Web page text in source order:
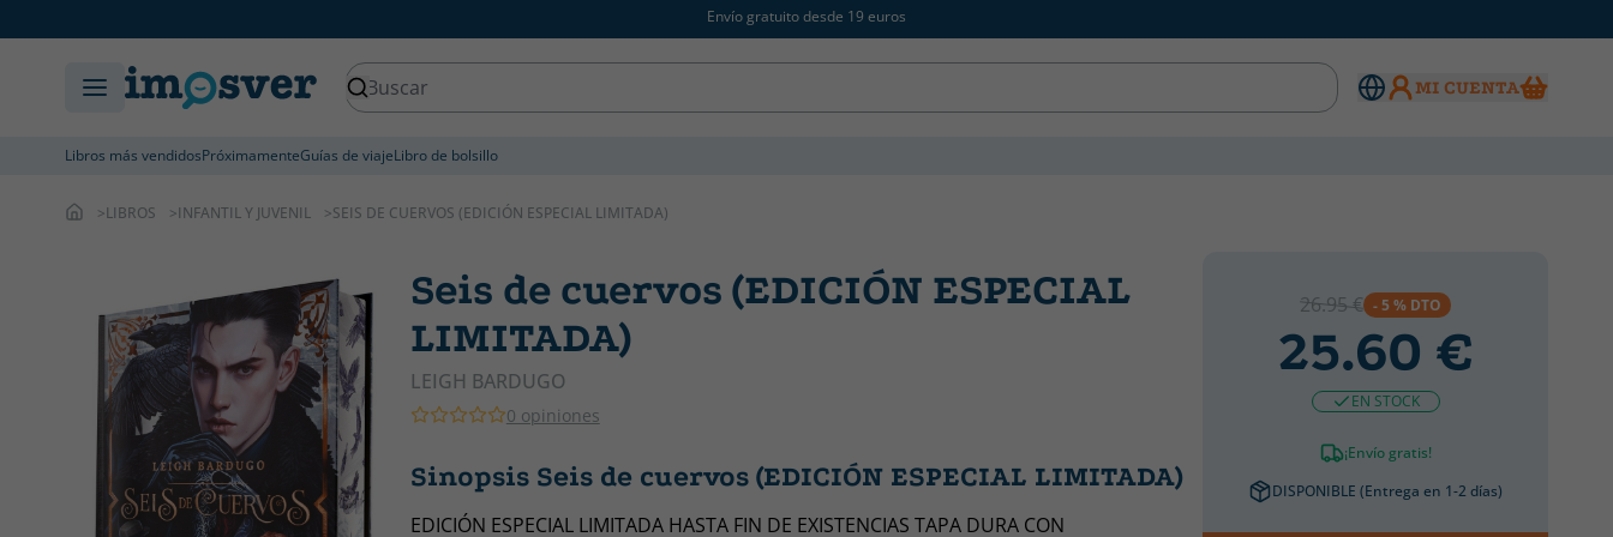
Envío gratuito desde 19 euros
MI CUENTA
Libros más vendidosPróximamenteGuías de viajeLibro de bolsillo
LIBROS INFANTIL Y JUVENIL SEIS DE CUERVOS (EDICIÓN ESPECIAL LIMITADA)
Seis de cuervos (EDICIÓN ESPECIAL
LIMITADA)
LEIGH BARDUGO
0 opiniones
Sinopsis Seis de cuervos (EDICIÓN ESPECIAL LIMITADA)
EDICIÓN ESPECIAL LIMITADA HASTA FIN DE EXISTENCIAS TAPA DURA CON
26.95 € - 5 % DTO
25.60 €
EN STOCK
¡Envío gratis!
DISPONIBLE (Entrega en 1-2 días)